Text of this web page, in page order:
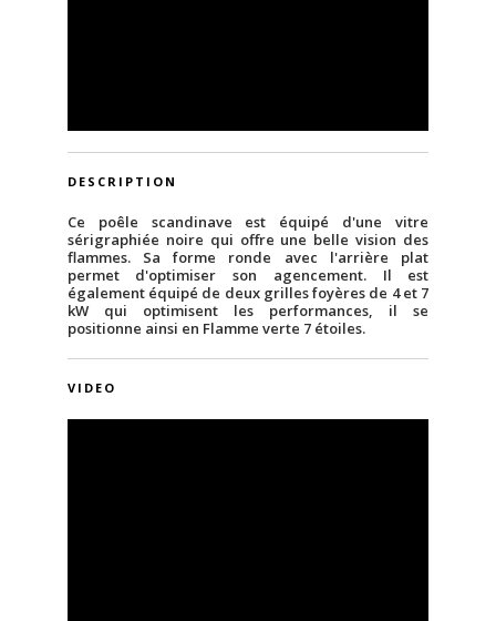
DESCRIPTION
Ce poêle scandinave est équipé d'une vitre
sérigraphiée noire qui offre une belle vision des
flammes. Sa forme ronde avec l'arrière plat
permet d'optimiser son agencement. Il est
également équipé de deux grilles foyères de 4 et 7
kW qui optimisent les performances, il se
positionne ainsi en Flamme verte 7 étoiles.
VIDEO